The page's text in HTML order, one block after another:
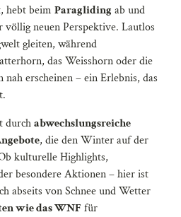
hebt beim Paragliding ab und
völlig neuen Perspektive. Lautlos
gleiten, während
das Weisshorn oder die
erscheinen – ein Erlebnis, das
durchabwechslungsreiche
, die den Winter auf der
kulturelle Highlights,
besondere Aktionen – hier ist
abseits von Schnee und Wetter
wie das WNFfür